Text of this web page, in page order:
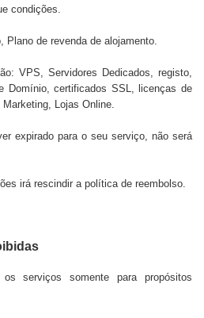
condições.
Plano de revenda de alojamento.
VPS, Servidores Dedicados, registo,
Domínio, certificados SSL, licenças de
Lojas Online.
expirado para o seu serviço, não será
irá rescindir a política de reembolso.
serviços somente para propósitos